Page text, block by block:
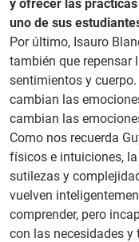
y ofrecer las
uno de sus
Por último, Isauro
también que repensar
sentimientos y
cambian las
cambian las
Como nos recuerda
físicos e intuiciones,
sutilezas y
vuelven
comprender, pero
con las necesidades y